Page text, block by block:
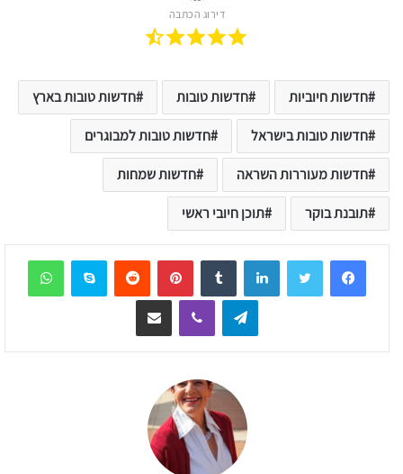
דירוג הכתבה
חדשות חיוביות חדשות טובות חדשות טובות בארץ
חדשות טובות בישראל חדשות טובות למבוגרים
חדשות מעוררות השראה חדשות שמחות
תובנת בוקר תוכן חיובי ראשי
LinkedIn
Tumblr
Pinterest
Reddit
Skype
Telegram
Viber שיתוף דרך המייל